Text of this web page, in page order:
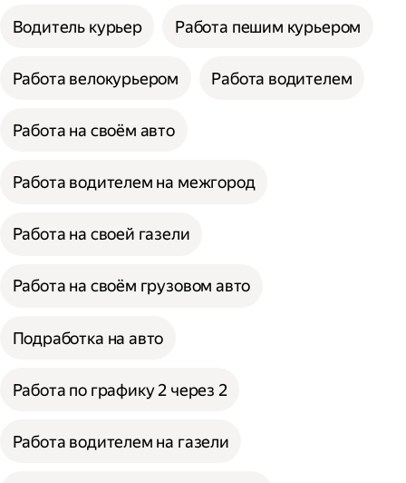
Водитель курьер Работа пешим курьером
Работа велокурьером Работа водителем
Работа на своём авто
Работа водителем на межгород
Работа на своей газели
Работа на своём грузовом авто
Подработка на авто
Работа по графику 2 через 2
Работа водителем на газели